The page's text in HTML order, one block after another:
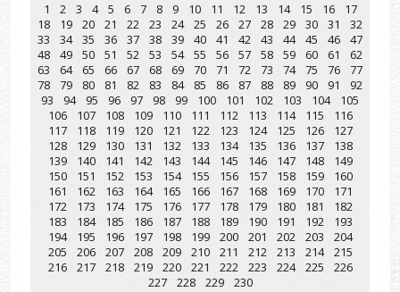
1
2 3 4 5 6 7 8 9 10 11 12 13 14 15 16
17
18
19 20 21 22 23 24 25 26 27 28 29 30 31
32
33
34 35 36 37 38 39 40 41 42 43 44 45 46
47
48
49 50 51 52 53 54 55 56 57 58 59 60 61
62
63
64 65 66 67 68 69 70 71 72 73 74 75 76
77
78
79 80 81 82 83 84 85 86 87 88 89 90 91
92
93
94 95 96 97 98 99 100 101 102 103 104
105
106
107 108 109 110 111 112 113 114 115
116
117
118 119 120 121 122 123 124 125 126
127
128
129 130 131 132 133 134 135 136 137
138
139
140 141 142 143 144 145 146 147 148
149
150
151 152 153 154 155 156 157 158 159
160
161
162 163 164 165 166 167 168 169 170
171
172
173 174 175 176 177 178 179 180 181
182
183
184 185 186 187 188 189 190 191 192
193
194
195 196 197 198 199 200 201 202 203
204
205
206 207 208 209 210 211 212 213 214
215
216
217 218 219 220 221 222 223 224 225
226
227
228 229 230